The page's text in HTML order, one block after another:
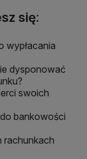
się:
wypłacania
dysponować
swoich
bankowości
rachunkach